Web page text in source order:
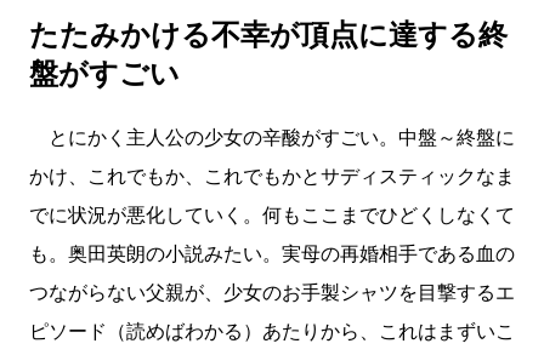
たたみかける不幸が頂点に達する終
盤がすごい
とにかく主人公の少女の辛酸がすごい。中盤～終盤に
かけ、これでもか、これでもかとサディスティックなま
でに状況が悪化していく。何もここまでひどくしなくて
も。奥田英朗の小説みたい。実母の再婚相手である血の
つながらない父親が、少女のお手製シャツを目撃するエ
ピソード（読めばわかる）あたりから、これはまずいこ